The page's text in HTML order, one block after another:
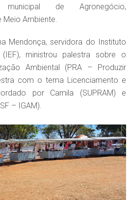
de Agronegócio,
Meio Ambiente.
Mendonça, servidora do Instituto
ministrou palestra sobre o
Ambiental (PRA – Produzir
com o tema Licenciamento e
por Camila (SUPRAM) e
– IGAM).